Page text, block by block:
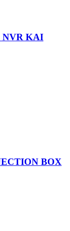
ΚΑΙ
BOX